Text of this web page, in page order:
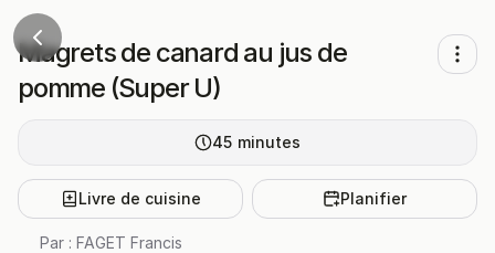
Magrets de canard au jus de
pomme (Super U)
45 minutes
Livre de cuisine Planifier
Par : FAGET Francis